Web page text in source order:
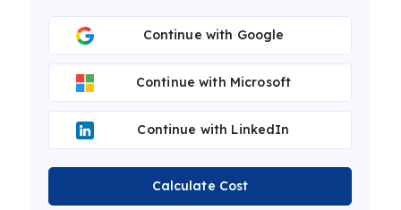
Continue with Google
Continue with Microsoft
Continue with LinkedIn
Calculate Cost